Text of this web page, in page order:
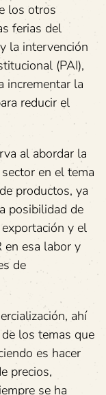
los otros
ferias del
la intervención
(PAI),
incrementar la
reducir el
al abordar la
en el tema
productos, ya
posibilidad de
y el
en esa labor y
de
ahí
los temas que
es hacer
precios,
se ha